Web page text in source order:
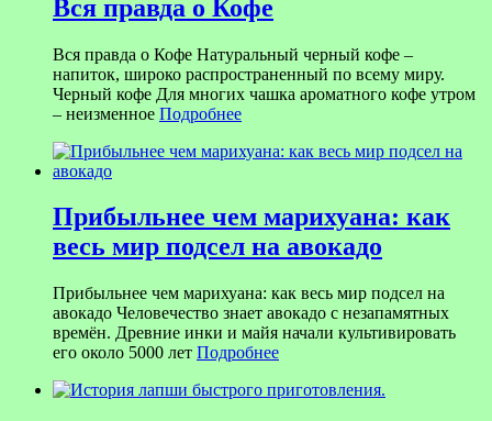
Вся правда о Кофе
Вся правда о Кофе Натуральный черный кофе –
напиток, широко распространенный по всему миру.
Черный кофе Для многих чашка ароматного кофе утром
– неизменное Подробнее
Прибыльнее чем марихуана: как
весь мир подсел на авокадо
Прибыльнее чем марихуана: как весь мир подсел на
авокадо Человечество знает авокадо с незапамятных
времён. Древние инки и майя начали культивировать
его около 5000 лет Подробнее